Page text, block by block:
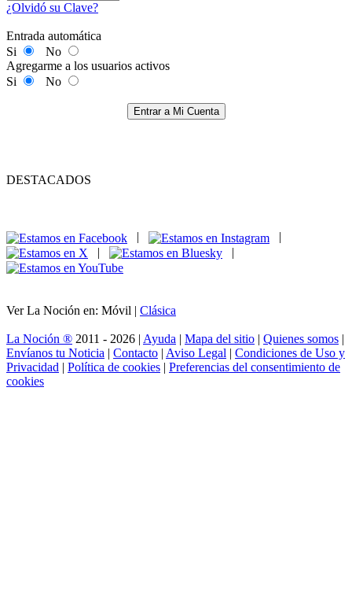
¿Olvidó su Clave?
Entrada automática
Si
No
Agregarme a los usuarios activos
Si
No
Entrar a Mi Cuenta
DESTACADOS
|
|
Ver La Noción en: Móvil | Clásica
La Noción ® 2011 - 2026 | Ayuda | Mapa del sitio | Quienes somos |
Envíanos tu Noticia | Contacto | Aviso Legal | Condiciones de Uso y
Privacidad | Política de cookies | Preferencias del consentimiento de
cookies